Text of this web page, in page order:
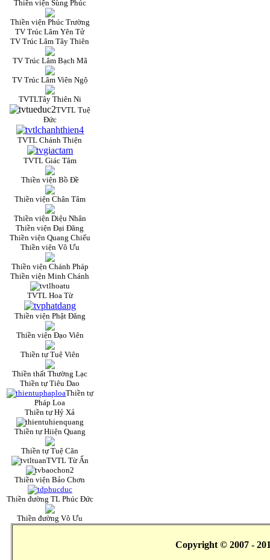
Thiền viện Sùng Phúc
Thiền viện Phúc Trường
TV Trúc Lâm Yên Tử
TV Trúc Lâm Tây Thiên
TV Trúc Lâm Bạch Mã
TV Trúc Lâm Viên Ngộ
TVTLTây Thiên Ni
TVTL Tuệ
Đức
TVTL Chánh Thiện
TVTL Giác Tâm
Thiền viện Bồ Đề
Thiền viện Chân Tâm
Thiền viện Diệu Nhân
Thiền viện Đại Đăng
Thiền viện Quang Chiếu
Thiền viện Vô Ưu
Thiền viện Chánh Pháp
Thiền viện Minh Chánh
TVTL Hoa Từ
Thiền viện Phật Đăng
Thiền viện Đạo Viên
Thiền tự Tuệ Viên
Thiền thất Thường Lạc
Thiền tự Tiêu Dao
Thiền tự
Pháp Loa
Thiền tự Hỷ Xả
Thiền tự Hiiện Quang
Thiền tự Tuệ Căn
TVTL Từ Ấn
Thiền viện Bảo Chơn
Thiền đường TL Phúc Đức
Thiền đường Vô Ưu
Copyright © 2007 -